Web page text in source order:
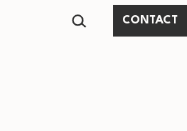
RECHERCHER…
CONTACT